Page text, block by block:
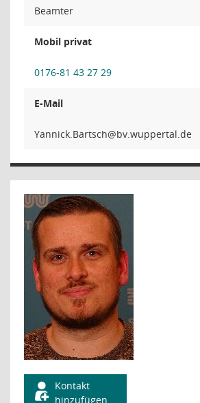
Beamter
Mobil privat
0176-81 43 27 29
E-Mail
hcstraB
Kontakt
hinzufügen